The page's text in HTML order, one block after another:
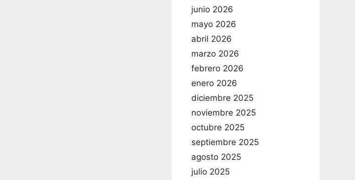
junio 2026
mayo 2026
abril 2026
marzo 2026
febrero 2026
enero 2026
diciembre 2025
noviembre 2025
octubre 2025
septiembre 2025
agosto 2025
julio 2025